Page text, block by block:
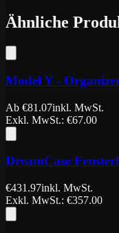
Ähnliche
Model Y -
Ab €81.07inkl. MwSt.
Exkl. MwSt.: €67.00
DreamCase
€431.97inkl. MwSt.
Exkl. MwSt.: €357.00